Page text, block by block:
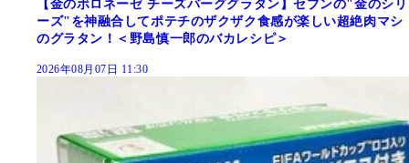
【金のボロネーゼ チーズバーググラタン】セブンの"金のシリ
ーズ"を神融合してポテチのザクザク食感が楽しい超絶肉マシ
のグラタン！＜野島慎一郎のバカレシピ＞
2026年08月07日 11:30